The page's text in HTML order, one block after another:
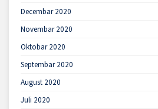
Decembar 2020
Novembar 2020
Oktobar 2020
Septembar 2020
August 2020
Juli 2020